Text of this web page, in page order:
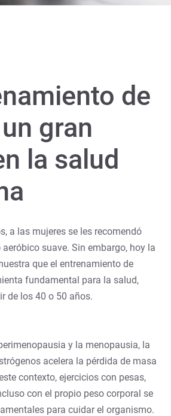
de
gran
la salud
a las mujeres se les recomendó
suave. Sin embargo, hoy la
que el entrenamiento de
fundamental para la salud,
de los 40 o 50 años.
y la menopausia, la
acelera la pérdida de masa
contexto, ejercicios con pesas,
con el propio peso corporal se
para cuidar el organismo.